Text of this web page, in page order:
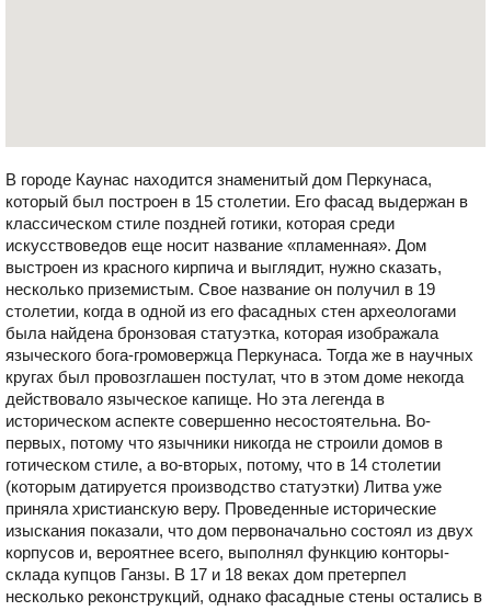
В городе Каунас находится знаменитый дом Перкунаса,
который был построен в 15 столетии. Его фасад выдержан в
классическом стиле поздней готики, которая среди
искусствоведов еще носит название «пламенная». Дом
выстроен из красного кирпича и выглядит, нужно сказать,
несколько приземистым. Свое название он получил в 19
столетии, когда в одной из его фасадных стен археологами
была найдена бронзовая статуэтка, которая изображала
языческого бога-громовержца Перкунаса. Тогда же в научных
кругах был провозглашен постулат, что в этом доме некогда
действовало языческое капище. Но эта легенда в
историческом аспекте совершенно несостоятельна. Во-
первых, потому что язычники никогда не строили домов в
готическом стиле, а во-вторых, потому, что в 14 столетии
(которым датируется производство статуэтки) Литва уже
приняла христианскую веру. Проведенные исторические
изыскания показали, что дом первоначально состоял из двух
корпусов и, вероятнее всего, выполнял функцию конторы-
склада купцов Ганзы. В 17 и 18 веках дом претерпел
несколько реконструкций, однако фасадные стены остались в